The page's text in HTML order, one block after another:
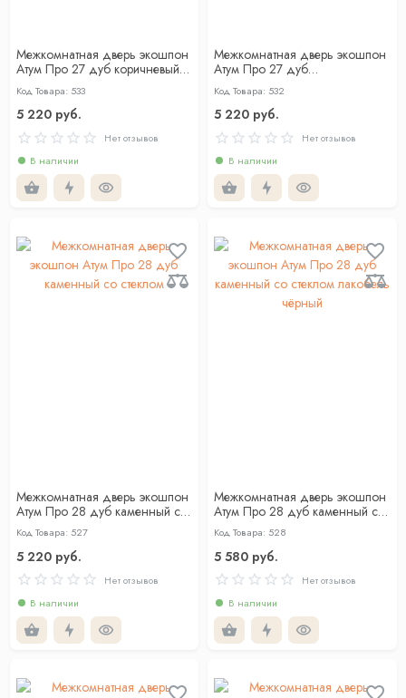
Межкомнатная дверь экошпон
Атум Про 27 дуб коричневый
со стеклом
Код Товара: 533
5 220 руб.
Нет отзывов
В наличии
Межкомнатная дверь экошпон
Атум Про 27 дуб
скандинавский со стеклом
Код Товара: 532
5 220 руб.
Нет отзывов
В наличии
Межкомнатная дверь экошпон
Атум Про 28 дуб каменный со
стеклом
Код Товара: 527
5 220 руб.
Нет отзывов
В наличии
Межкомнатная дверь экошпон
Атум Про 28 дуб каменный со
стеклом лакобель чёрный
Код Товара: 528
5 580 руб.
Нет отзывов
В наличии